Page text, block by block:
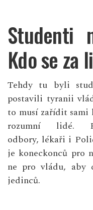
Studenti
Kdo se za
Tehdy tu byli
postavili tyranii
to musí zařídit
rozumní lidé.
odbory, lékaři i
je koneckonců pro
ne pro vládu, aby
jedinců.